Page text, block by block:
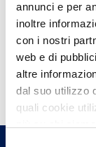
annunci e per
inoltre
con i nostri
web e di
altre
dal suo utilizzo
quali cookie
Hai
Trova